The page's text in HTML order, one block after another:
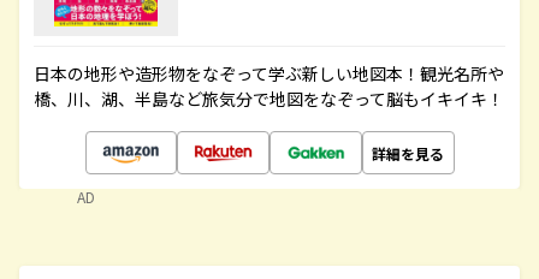
日本の地形や造形物をなぞって学ぶ新しい地図本！観光名所や
橋、川、湖、半島など旅気分で地図をなぞって脳もイキイキ！
詳細を見る
AD